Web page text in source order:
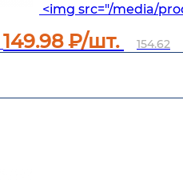
<img src="/media/
149.98₽/шт. 154.62